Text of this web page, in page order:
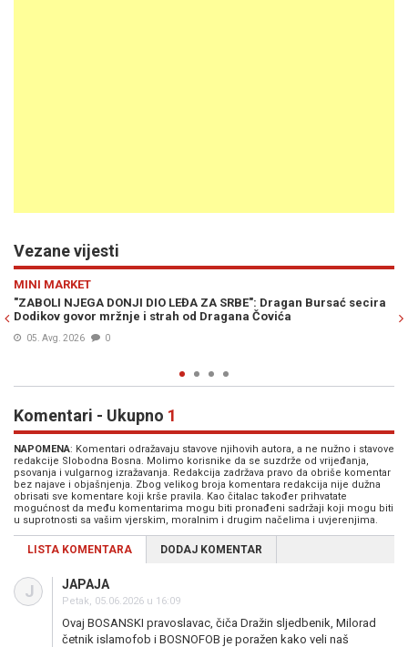
Vezane vijesti
secira
REGIJA
TURUDIĆ BRUTALNO POKLOPIO VUČIĆA IZ KNINA: Glavni
odvjetnik Hrvatske kratko i jasno odgovorio na prijetnje o
Komentari - Ukupno 1
NAPOMENA: Komentari odražavaju stavove njihovih autora, a ne nužno i stavove
redakcije Slobodna Bosna. Molimo korisnike da se suzdrže od vrijeđanja,
psovanja i vulgarnog izražavanja. Redakcija zadržava pravo da obriše komentar
bez najave i objašnjenja. Zbog velikog broja komentara redakcija nije dužna
obrisati sve komentare koji krše pravila. Kao čitalac također prihvatate
mogućnost da među komentarima mogu biti pronađeni sadržaji koji mogu biti
u suprotnosti sa vašim vjerskim, moralnim i drugim načelima i uvjerenjima.
LISTA KOMENTARA DODAJ KOMENTAR
J JAPAJA
Petak, 05.06.2026 u 16:09
Ovaj BOSANSKI pravoslavac, čiča Dražin sljedbenik, Milorad
četnik islamofob i BOSNOFOB je poražen kako veli naš